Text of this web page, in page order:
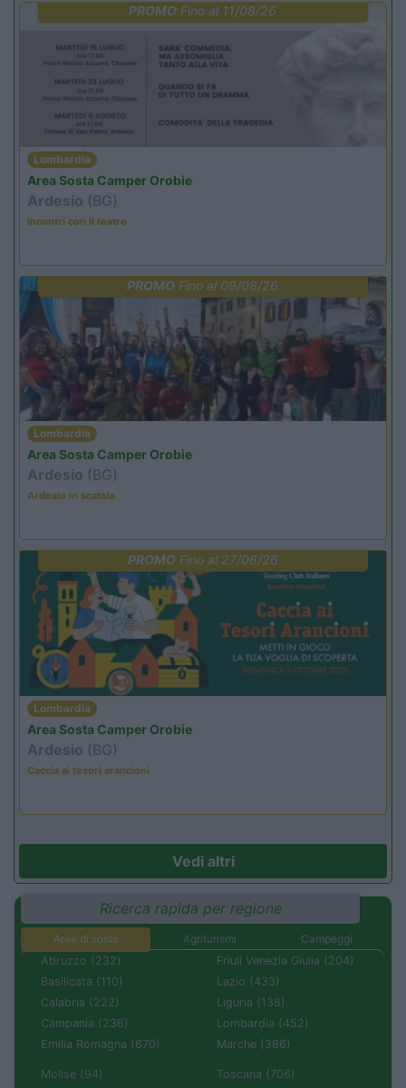
PROMO Fino al 11/08/26
Lombardia
Area Sosta Camper Orobie
Ardesio (BG)
Incontri con il teatro
PROMO Fino al 09/08/26
Lombardia
Area Sosta Camper Orobie
Ardesio (BG)
Ardesio in scatola
PROMOFino al 27/08/26
Lombardia
Area Sosta Camper Orobie
Ardesio (BG)
Caccia ai tesori arancioni
Vedi altri
Ricerca rapida per regione
Aree di sosta Agriturismi
Campeggi
Abruzzo (232)
Basilicata (110)
Calabria (222)
Campania (236)
Emilia Romagna (670)
Friuli Venezia Giulia (204)
Lazio (433)
Liguria (138)
Lombardia (452)
Marche (366)
Molise (94) Toscana (706)